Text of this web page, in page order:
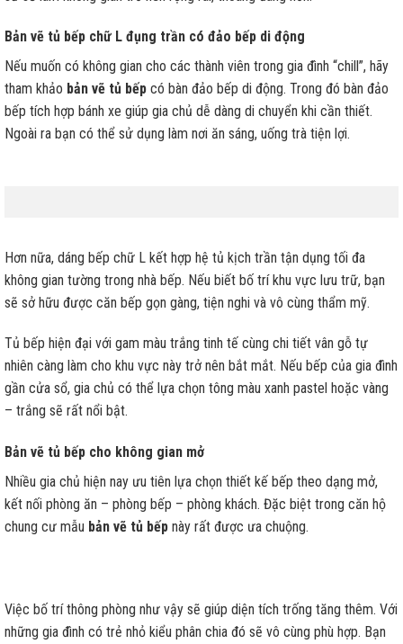
Bản vẽ tủ bếp chữ L đụng trần có đảo bếp di động
Nếu muốn có không gian cho các thành viên trong gia đình “chill”, hãy
tham khảo bản vẽ tủ bếp có bàn đảo bếp di động. Trong đó bàn đảo
bếp tích hợp bánh xe giúp gia chủ dễ dàng di chuyển khi cần thiết.
Ngoài ra bạn có thể sử dụng làm nơi ăn sáng, uống trà tiện lợi.
Hơn nữa, dáng bếp chữ L kết hợp hệ tủ kịch trần tận dụng tối đa
không gian tường trong nhà bếp. Nếu biết bố trí khu vực lưu trữ, bạn
sẽ sở hữu được căn bếp gọn gàng, tiện nghi và vô cùng thẩm mỹ.
Tủ bếp hiện đại với gam màu trắng tinh tế cùng chi tiết vân gỗ tự
nhiên càng làm cho khu vực này trở nên bắt mắt. Nếu bếp của gia đình
gần cửa sổ, gia chủ có thể lựa chọn tông màu xanh pastel hoặc vàng
– trắng sẽ rất nổi bật.
Bản vẽ tủ bếp cho không gian mở
Nhiều gia chủ hiện nay ưu tiên lựa chọn thiết kế bếp theo dạng mở,
kết nối phòng ăn – phòng bếp – phòng khách. Đặc biệt trong căn hộ
chung cư mẫu bản vẽ tủ bếp này rất được ưa chuộng.
Việc bố trí thông phòng như vậy sẽ giúp diện tích trống tăng thêm. Với
những gia đình có trẻ nhỏ kiểu phân chia đó sẽ vô cùng phù hợp. Bạn